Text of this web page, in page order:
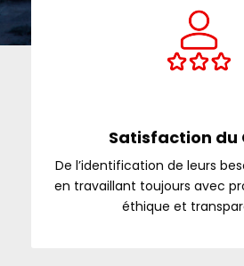
Satisfaction du
De l’identification de leurs
en travaillant toujours avec
éthique et